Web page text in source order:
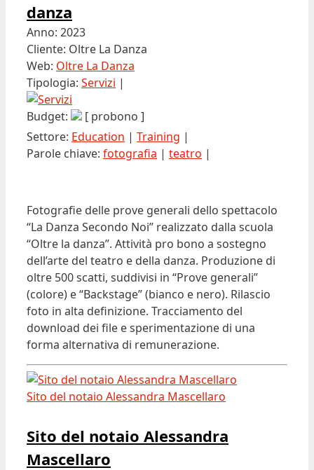
danza
Anno: 2023
Cliente: Oltre La Danza
Web: Oltre La Danza
Tipologia: Servizi |
Budget:
[ probono ]
Settore: Education | Training |
Parole chiave: fotografia | teatro |
Fotografie delle prove generali dello spettacolo
“La Danza Secondo Noi” realizzato dalla scuola
“Oltre la danza”. Attività pro bono a sostegno
dell’arte del teatro e della danza. Produzione di
oltre 500 scatti, suddivisi in “Prove generali”
(colore) e “Backstage” (bianco e nero). Rilascio
foto in alta definizione. Tracciamento del
download dei file e sperimentazione di una
forma alternativa di remunerazione.
Sito del notaio Alessandra Mascellaro
Sito del notaio Alessandra
Mascellaro